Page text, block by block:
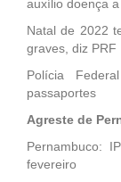
auxílio doença
Natal de 2022
graves, diz PRF
Polícia
passaportes
Agreste de
Pernambuco:
fevereiro